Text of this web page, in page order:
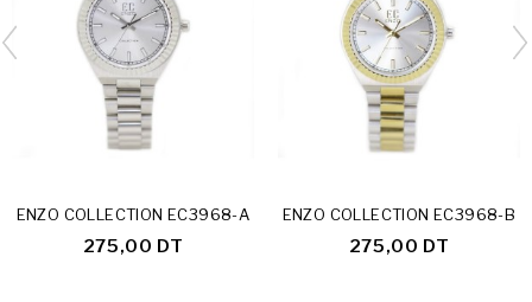
ENZO COLLECTION EC3968-A
275,00 DT
ENZO COLLECTION EC3968-B
275,00 DT